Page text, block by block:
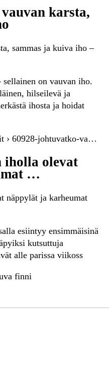
karsta,
sammas ja kuiva iho –
on vauvan iho.
hilseilevä ja
ihosta ja hoidat
› 60928-johtuvatko-va…
iholla olevat
…
näppylät ja karheumat
esiintyy ensimmäisinä
kutsuttuja
alle parissa viikoss
finni